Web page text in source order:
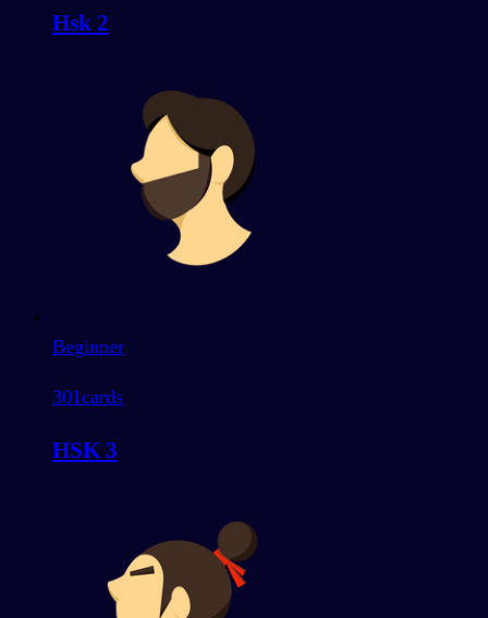
Hsk 2
Beginner
301cards
HSK 3